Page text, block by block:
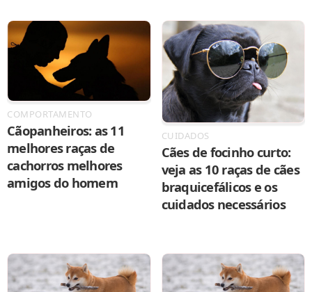
COMPORTAMENTO
Cãopanheiros: as 11
melhores raças de
cachorros melhores
amigos do homem
CUIDADOS
Cães de focinho curto:
veja as 10 raças de cães
braquicefálicos e os
cuidados necessários